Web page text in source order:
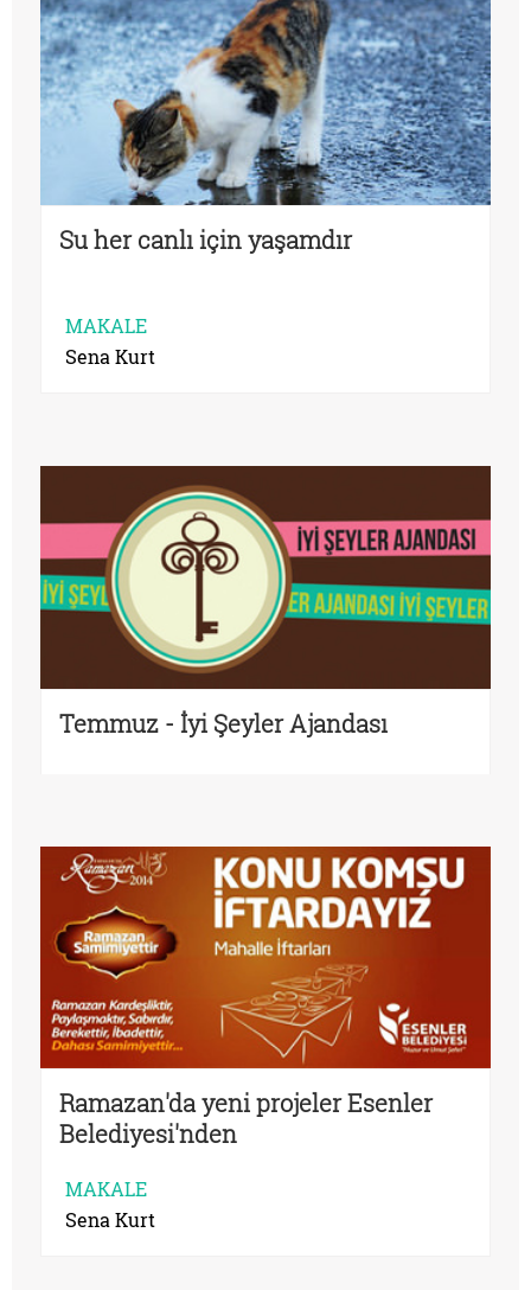
Su her canlı için yaşamdır
MAKALE
Sena Kurt
Temmuz - İyi Şeyler Ajandası
Ramazan'da yeni projeler Esenler
Belediyesi'nden
MAKALE
Sena Kurt